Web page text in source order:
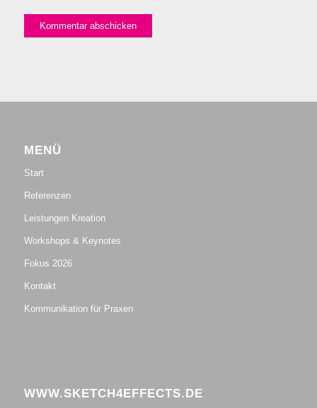
MENÜ
Start
Referenzen
Leistungen Kreation
Workshops & Keynotes
Fokus 2026
Kontakt
Kommunikation für Praxen
WWW.SKETCH4EFFECTS.DE